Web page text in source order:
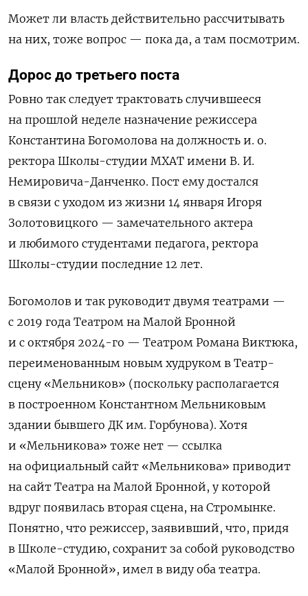
Может ли власть действительно рассчитывать
на них, тоже вопрос — пока да, а там посмотрим.
Дорос до третьего поста
Ровно так следует трактовать случившееся
на прошлой неделе назначение режиссера
Константина Богомолова на должность и. о.
ректора Школы-студии МХАТ имени В. И.
Немировича-Данченко. Пост ему достался
в связи с уходом из жизни 14 января Игоря
Золотовицкого — замечательного актера
и любимого студентами педагога, ректора
Школы-студии последние 12 лет.
Богомолов и так руководит двумя театрами —
с 2019 года Театром на Малой Бронной
и с октября 2024-го — Театром Романа Виктюка,
переименованным новым худруком в Театр-
сцену «Мельников» (поскольку располагается
в построенном Константном Мельниковым
здании бывшего ДК им. Горбунова). Хотя
и «Мельникова» тоже нет — ссылка
на официальный сайт «Мельникова» приводит
на сайт Театра на Малой Бронной, у которой
вдруг появилась вторая сцена, на Стромынке.
Понятно, что режиссер, заявивший, что, придя
в Школе-студию, сохранит за собой руководство
«Малой Бронной», имел в виду оба театра.